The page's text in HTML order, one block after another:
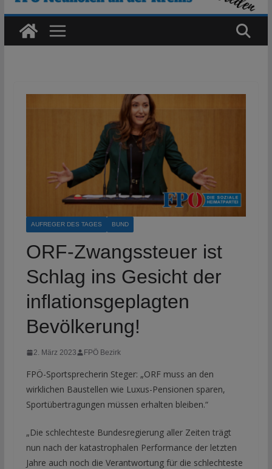
AUFREGER DES TAGES BUND
ORF-Zwangssteuer ist
Schlag ins Gesicht der
inflationsgeplagten
Bevölkerung!
2. März 2023 FPÖ Bezirk
FPÖ-Sportsprecherin Steger: „ORF muss an den
wirklichen Baustellen wie Luxus-Pensionen sparen,
Sportübertragungen müssen erhalten bleiben.“
„Die schlechteste Bundesregierung aller Zeiten trägt
nun nach der katastrophalen Performance der letzten
Jahre auch noch die Verantwortung für die schlechteste